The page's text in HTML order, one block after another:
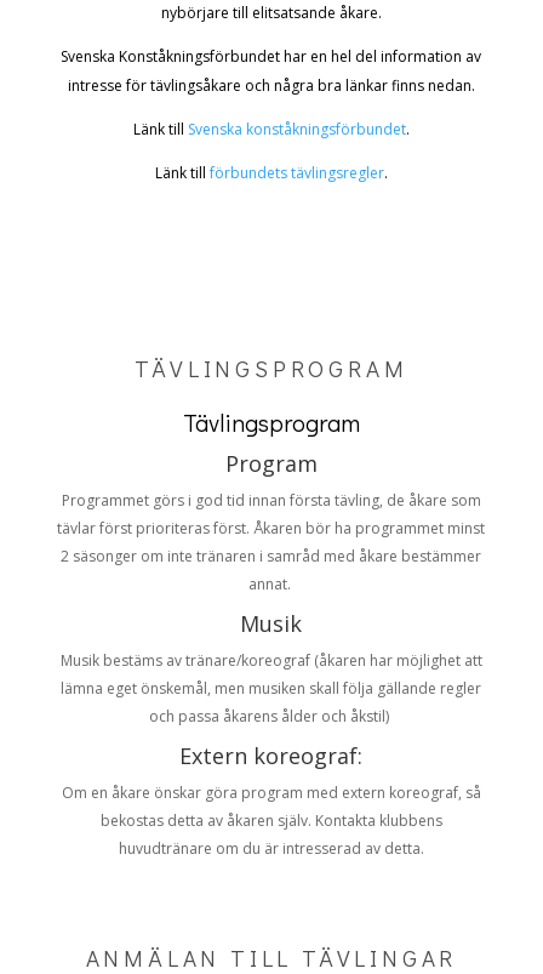
nybörjare till elitsatsande åkare.
Svenska Konståkningsförbundet har en hel del information av
intresse för tävlingsåkare och några bra länkar finns nedan.
Länk till Svenska konståkningsförbundet.
Länk till förbundets tävlingsregler.
TÄVLINGSPROGRAM
Tävlingsprogram
Program
Programmet görs i god tid innan första tävling, de åkare som
tävlar först prioriteras först. Åkaren bör ha programmet minst
2 säsonger om inte tränaren i samråd med åkare bestämmer
annat.
Musik
Musik bestäms av tränare/koreograf (åkaren har möjlighet att
lämna eget önskemål, men musiken skall följa gällande regler
och passa åkarens ålder och åkstil)
Extern koreograf:
Om en åkare önskar göra program med extern koreograf, så
bekostas detta av åkaren själv. Kontakta klubbens
huvudtränare om du är intresserad av detta.
ANMÄLAN TILL TÄVLINGAR